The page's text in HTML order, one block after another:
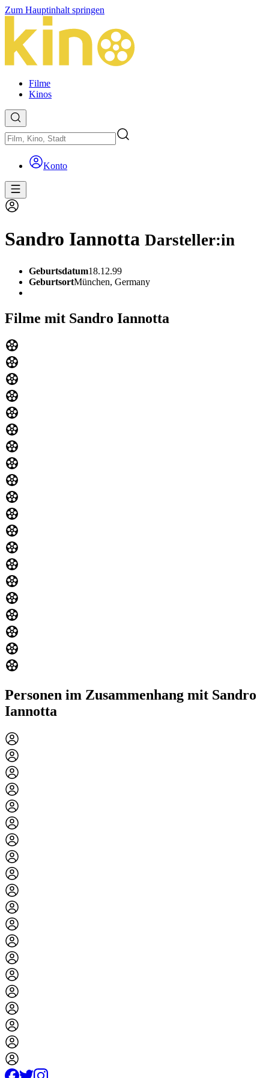
Zum Hauptinhalt springen
Filme
Kinos
Konto
Sandro Iannotta Darsteller:in
Geburtsdatum18.12.99
GeburtsortMünchen, Germany
Filme mit Sandro Iannotta
Personen im Zusammenhang mit Sandro
Iannotta